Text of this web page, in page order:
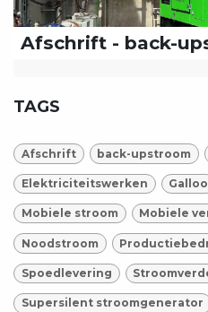
Afschrift - back-
TAGS
Afschrift back-upstroom
Elektriciteitswerken Galloo
Mobiele stroom Mobiele
Noodstroom
Spoedlevering
Supersilent stroomgenerator